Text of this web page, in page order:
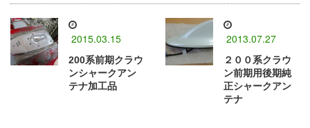
2015.03.15
200系前期クラウ
ンシャークアン
テナ加工品
2013.07.27
２００系クラウ
ン前期用後期純
正シャークアン
テナ